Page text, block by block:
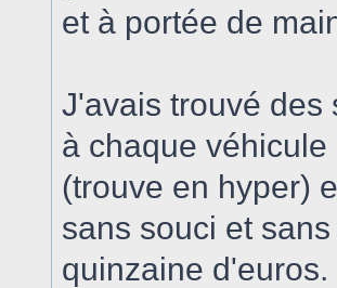
et à portée de
J'avais trouvé des
à chaque
(trouve en hyper)
sans souci et
quinzaine